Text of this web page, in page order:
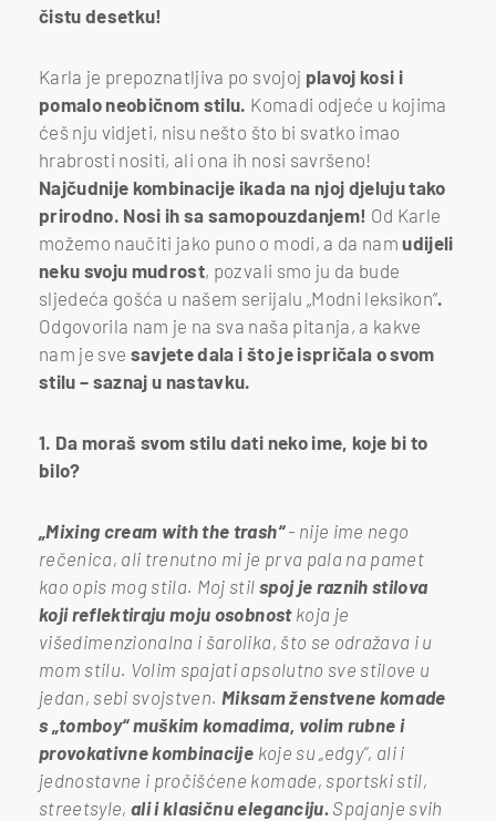
čistu desetku!
Karla je prepoznatljiva po svojoj plavoj kosi i
pomalo neobičnom stilu. Komadi odjeće u kojima
ćeš nju vidjeti, nisu nešto što bi svatko imao
hrabrosti nositi, ali ona ih nosi savršeno!
Najčudnije kombinacije ikada na njoj djeluju tako
prirodno. Nosi ih sa samopouzdanjem! Od Karle
možemo naučiti jako puno o modi, a da nam udijeli
neku svoju mudrost, pozvali smo ju da bude
sljedeća gošća u našem serijalu „Modni leksikon“.
Odgovorila nam je na sva naša pitanja, a kakve
nam je sve savjete dala i što je ispričala o svom
stilu – saznaj u nastavku.
1. Da moraš svom stilu dati neko ime, koje bi to
bilo?
„Mixing cream with the trash“- nije ime nego
rečenica, ali trenutno mi je prva pala na pamet
kao opis mog stila. Moj stil spoj je raznih stilova
koji reflektiraju moju osobnostkoja je
višedimenzionalna i šarolika, što se odražava i u
mom stilu. Volim spajati apsolutno sve stilove u
jedan, sebi svojstven. Miksam ženstvene komade
s „tomboy“ muškim komadima, volim rubne i
provokativne kombinacije koje su „edgy“, ali i
jednostavne i pročišćene komade, sportski stil,
streetsyle,ali i klasičnu eleganciju. Spajanje svih